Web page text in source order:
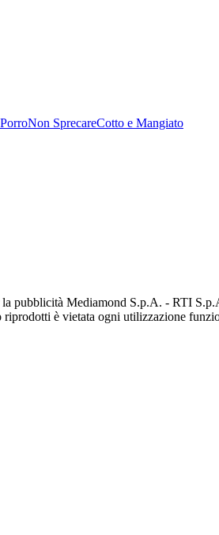
Non SprecareCotto e Mangiato
Mediamond S.p.A. - RTI
è vietata ogni utilizzazione